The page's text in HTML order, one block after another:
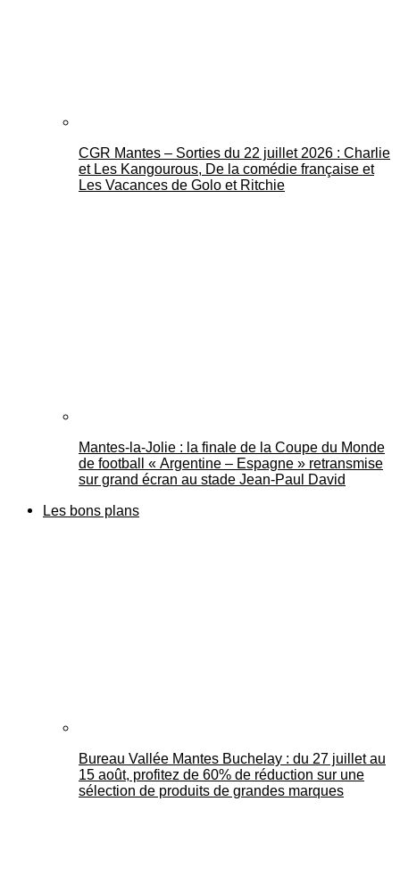
CGR Mantes – Sorties du 22 juillet 2026 : Charlie
et Les Kangourous, De la comédie française et
Les Vacances de Golo et Ritchie
Mantes-la-Jolie : la finale de la Coupe du Monde
de football « Argentine – Espagne » retransmise
sur grand écran au stade Jean-Paul David
Les bons plans
Bureau Vallée Mantes Buchelay : du 27 juillet au
15 août, profitez de 60% de réduction sur une
sélection de produits de grandes marques